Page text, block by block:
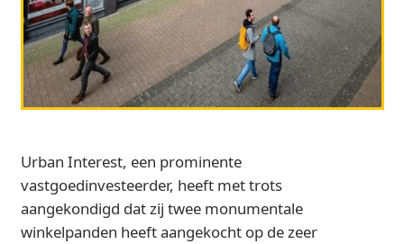
Urban Interest, een prominente
vastgoedinvesteerder, heeft met trots
aangekondigd dat zij twee monumentale
winkelpanden heeft aangekocht op de zeer